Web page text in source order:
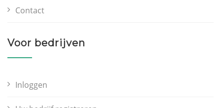
Contact
Voor bedrijven
Inloggen